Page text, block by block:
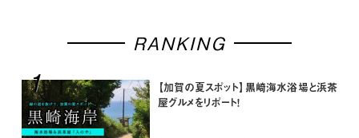
RANKING
【加賀の夏スポット】黒崎海水浴場と浜茶
屋グルメをリポート！
1